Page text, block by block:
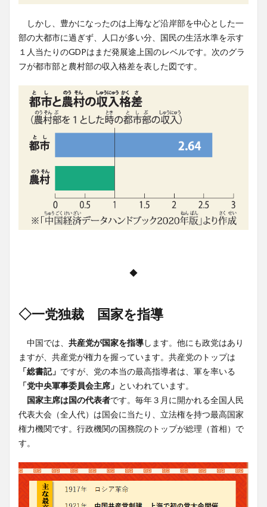
しかし、豊かになったのは上海など沿岸部を中心とした一
部の大都市に過ぎず、人口が多い分、国民の生活水準を示す
１人当たりのGDPはまだ発展途上国のレベルです。次のグラ
フが都市部と農村部の収入格差を表した図です。
◆
◇一党独裁 国家を指導
中国では、 共産党が国家を指導します。他にも政党はあり
ますが、共産党が権力を握っています。共産党のトップは
「総書記」 ですが、党の本当の最高指導者は、軍を率いる
「党中央軍事委員会主席」 といわれています。
国家主席は国の代表者です。毎年３月に開かれる全国人民
代表大会（全人代）は国会に当たり、立法権を持つ最高国家
権力機関です。行政機関の国務院のトップが総理（首相）で
す。